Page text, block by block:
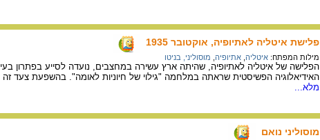
פלישת איטליה לאתיופיה, אוקטובר 1935
מילות המפתח: איטליה אתיופיה מוסוליני, בניטו
הפלישה של איטליה לאתיופיה, שהיתה ארץ עשירה במחצבים, נועדה לסייע בפתרון
האידיאלוגיה הפשיסטית שראתה במלחמה "גילוי של חיוניות לאומה". בהשפעת צעד זה
מלא...
מוסוליני נואם